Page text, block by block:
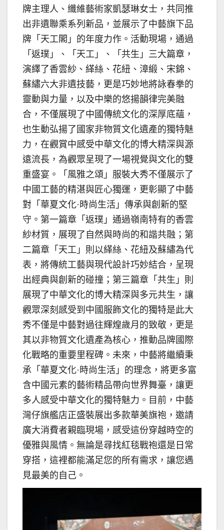
牌主理人、纖維藝術家凱瑟琳女士，共同推
出非遺聯乘系列新品，並展示了中藝旗下品
牌「天工閣」的年度力作。活動現場，通過
「返璞」、「天工」、「共生」三大篇章，
演繹了香雲紗、緙絲、花紐、漳緞、宋錦、
蘇繡六大非遺技藝，更是巧妙地將詠春拳的
靈動與力量，以及中樂的悠揚韻律完美融
合，不僅展現了中國傳統文化的深厚底蘊，
也生動弘揚了國家非物質文化遺產的獨特魅
力，在觀賞中感受中華文化的博大精深與源
遠流長，為觀眾呈現了一場視覺與文化的雙
重盛宴。「風雅之頌」服裝大秀不僅展示了
中國工藝的精湛與匠心獨運，更彰顯了中藝
對「華夏文化·時尚生活」傳承與創新的堅
守。第一篇章「返璞」通過嶺南特有的香雲
紗材質，展現了自然與時尚的和諧共融；第
二篇章「天工」則以緙絲、花紐及蘇繡為代
表，將傳統工藝與現代設計巧妙結合，呈現
出經典與創新的碰撞；第三篇章「共生」則
展現了中華文化的博大精深與多元共生，讓
觀眾深刻感受到中國服飾文化的獨特是此大
秀不僅是中藝對過往輝煌歲月的致敬，更是
其以非物質文化遺產為核心，推動品牌國際
化戰略的重要里程碑。未來，中藝將繼續秉
承「華夏文化·時尚生活」的理念，將更多富
含中國元素的藝術精品帶向世界舞臺，讓更
多人感受中華文化的獨特魅力。目前，中藝
灣仔旗艦店正盛裝展出多款華美旗袍，邀請
廣大消費者親臨現場，感受這份穿越時空的
優雅與風情。無論是尋找紅毯戰袍還是日常
穿搭，這裡都能滿足您的所有需求，讓您遇
見最美的自己。